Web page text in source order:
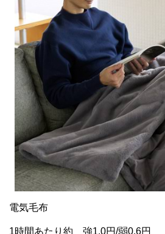
電気毛布
1時間あたり約 強1.0円/弱0.6円